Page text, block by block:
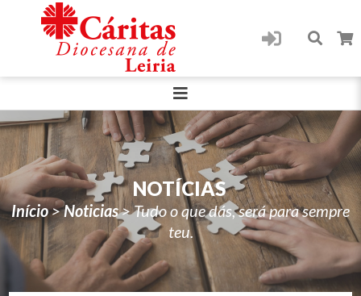
NOTÍCIAS
Início>Noticias>Tudo o que dás, será para sempre
teu.